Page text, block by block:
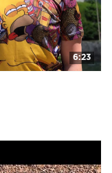
6:23